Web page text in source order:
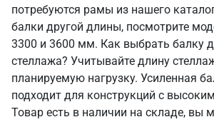
потребуются рамы из нашего
балки другой длины, посмотрите
3300 и 3600 мм. Как выбрать балку
стеллажа? Учитывайте длину
планируемую нагрузку. Усиленная
подходит для конструкций с
Товар есть в наличии на складе, вы